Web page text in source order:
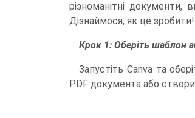
різноманітні документи,
Дізнаймося, як це зробити!
Крок 1: Оберіть шаблон
Запустіть Canva та
PDF документа або